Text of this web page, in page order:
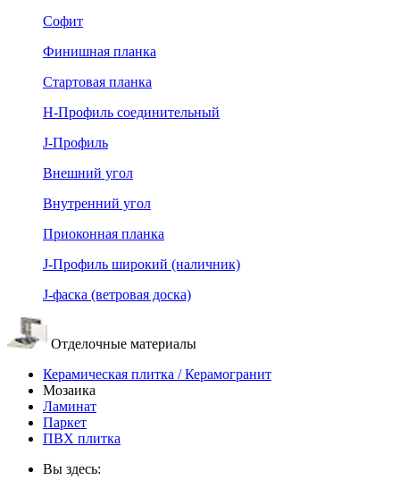
Софит
Финишная планка
Стартовая планка
Н-Профиль соединительный
J-Профиль
Внешний угол
Внутренний угол
Приоконная планка
J-Профиль широкий (наличник)
J-фаска (ветровая доска)
Отделочные материалы
Керамическая плитка / Керамогранит
Мозаика
Ламинат
Паркет
ПВХ плитка
Вы здесь: